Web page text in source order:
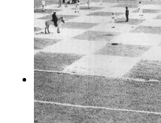
Фото: Пресс-служба
Жулин